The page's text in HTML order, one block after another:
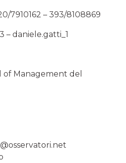
7910162 – 393/8108869
– daniele.gatti_1
of Management del